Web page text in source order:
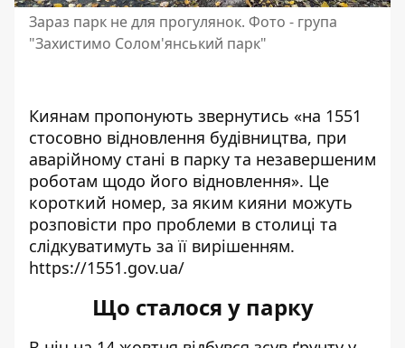
Зараз парк не для прогулянок. Фото - група
"Захистимо Солом'янський парк"
Киянам пропонують звернутись «на 1551
стосовно відновлення будівництва, при
аварійному стані в парку та незавершеним
роботам щодо його відновлення». Це
короткий номер, за яким кияни можуть
розповісти про проблеми в столиці та
слідкуватимуть за її вирішенням.
https://1551.gov.ua/
Що сталося у парку